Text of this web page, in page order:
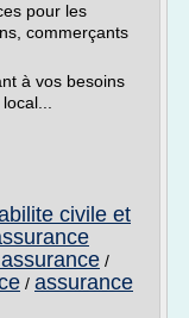
pour les
commerçants
à vos besoins
civile et
/
/ assurance